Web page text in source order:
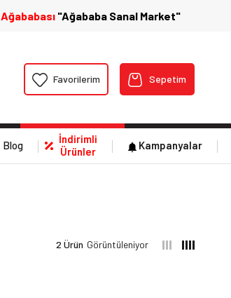
Ağababası "Ağababa Sanal Market"
Sepetim
Favorilerim
Blog
İndirimli
Ürünler
Kampanyalar
2 Ürün